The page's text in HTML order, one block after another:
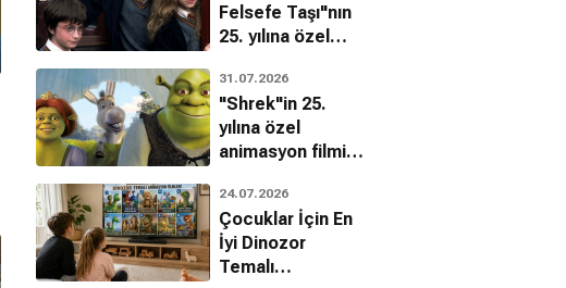
John Gielgud Jason Isaacs
Felsefe Taşı"nın
25. yılına özel
bilinmeyenleri!
31.07.2026
"Shrek"in 25.
yılına özel
animasyon filmin
24.07.2026
Çocuklar İçin En
İyi Dinozor
Temalı